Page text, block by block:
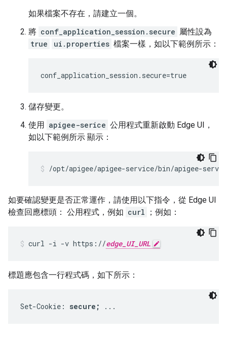
如果檔案不存在，請建立一個。
將 conf_application_session.secure 屬性設為
true
ui.properties 檔案一樣，如以下範例所示：
conf_application_session.secure=true
儲存變更。
使用 apigee-serice 公用程式重新啟動 Edge UI，
如以下範例所示 顯示：
/opt/apigee/apigee-service/bin/apigee-
如要確認變更是否正常運作，請使用以下指令，從 Edge UI
檢查回應標頭： 公用程式，例如 curl ；例如：
curl -i -v https://edge_UI_URL
標題應包含一行程式碼，如下所示：
Set-Cookie: secure; ...